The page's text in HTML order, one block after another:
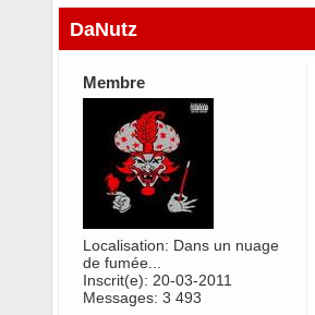
DaNutz
Membre
Localisation: Dans un nuage
de fumée...
Inscrit(e): 20-03-2011
Messages: 3 493